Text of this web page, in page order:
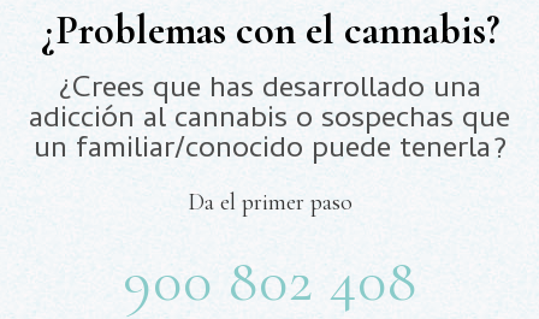
¿Problemas con el cannabis?
¿Crees que has desarrollado una
adicción al cannabis o sospechas que
un familiar/conocido puede tenerla?
Da el primer paso
900 802 408